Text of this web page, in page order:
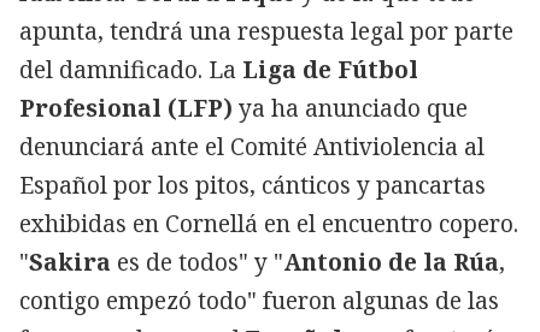
apunta, tendrá una respuesta legal por parte
del damnificado. La Liga de Fútbol
Profesional (LFP) ya ha anunciado que
denunciará ante el Comité Antiviolencia al
Español por los pitos, cánticos y pancartas
exhibidas en Cornellá en el encuentro copero.
"Sakira es de todos" y "Antonio de la Rúa,
contigo empezó todo" fueron algunas de las